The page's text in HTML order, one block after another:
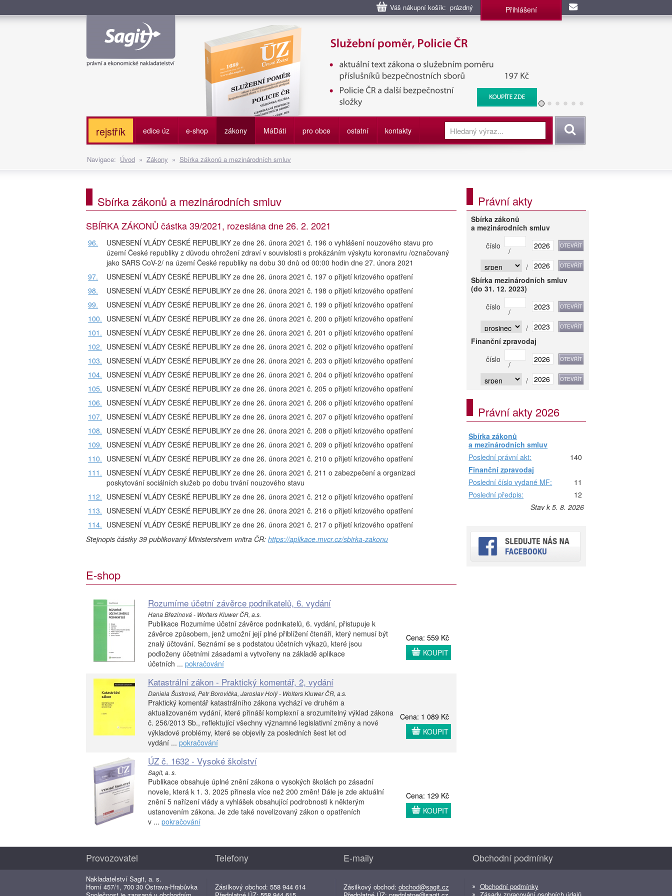
Váš nákupní košík: prázdný Přihlášení
Služební poměr příslušníků bezpečnostních sborů, Policie ČR, Vězeňská služba, BIS, Zpravodajské
služby
rejstřík edice úz e-shop zákony MáDáti pro obce ostatní kontakty Vyhledat
Navigace: Úvod » Zákony » Sbírka zákonů a mezinárodních smluv
Sbírka zákonů a mezinárodních smluv
SBÍRKA ZÁKONŮ částka 39/2021, rozeslána dne 26. 2. 2021
96.
USNESENÍ VLÁDY ČESKÉ REPUBLIKY ze dne 26. února 2021 č. 196 o vyhlášení nouzového stavu pro
území České republiky z důvodu ohrožení zdraví v souvislosti s prokázáním výskytu koronaviru /označovaný
jako SARS CoV-2/ na území České republiky na dobu 30 dnů od 00:00 hodin dne 27. února 2021
97.
USNESENÍ VLÁDY ČESKÉ REPUBLIKY ze dne 26. února 2021 č. 197 o přijetí krizového opatření
98.
USNESENÍ VLÁDY ČESKÉ REPUBLIKY ze dne 26. února 2021 č. 198 o přijetí krizového opatření
99.
USNESENÍ VLÁDY ČESKÉ REPUBLIKY ze dne 26. února 2021 č. 199 o přijetí krizového opatření
100. USNESENÍ VLÁDY ČESKÉ REPUBLIKY ze dne 26. února 2021 č. 200 o přijetí krizového opatření
101. USNESENÍ VLÁDY ČESKÉ REPUBLIKY ze dne 26. února 2021 č. 201 o přijetí krizového opatření
102. USNESENÍ VLÁDY ČESKÉ REPUBLIKY ze dne 26. února 2021 č. 202 o přijetí krizového opatření
103. USNESENÍ VLÁDY ČESKÉ REPUBLIKY ze dne 26. února 2021 č. 203 o přijetí krizového opatření
104. USNESENÍ VLÁDY ČESKÉ REPUBLIKY ze dne 26. února 2021 č. 204 o přijetí krizového opatření
105. USNESENÍ VLÁDY ČESKÉ REPUBLIKY ze dne 26. února 2021 č. 205 o přijetí krizového opatření
106. USNESENÍ VLÁDY ČESKÉ REPUBLIKY ze dne 26. února 2021 č. 206 o přijetí krizového opatření
107. USNESENÍ VLÁDY ČESKÉ REPUBLIKY ze dne 26. února 2021 č. 207 o přijetí krizového opatření
108. USNESENÍ VLÁDY ČESKÉ REPUBLIKY ze dne 26. února 2021 č. 208 o přijetí krizového opatření
109. USNESENÍ VLÁDY ČESKÉ REPUBLIKY ze dne 26. února 2021 č. 209 o přijetí krizového opatření
110. USNESENÍ VLÁDY ČESKÉ REPUBLIKY ze dne 26. února 2021 č. 210 o přijetí krizového opatření
111. USNESENÍ VLÁDY ČESKÉ REPUBLIKY ze dne 26. února 2021 č. 211 o zabezpečení a organizaci
poskytování sociálních služeb po dobu trvání nouzového stavu
112. USNESENÍ VLÁDY ČESKÉ REPUBLIKY ze dne 26. února 2021 č. 212 o přijetí krizového opatření
113. USNESENÍ VLÁDY ČESKÉ REPUBLIKY ze dne 26. února 2021 č. 216 o přijetí krizového opatření
114. USNESENÍ VLÁDY ČESKÉ REPUBLIKY ze dne 26. února 2021 č. 217 o přijetí krizového opatření
Stejnopis částky 39 publikovaný Ministerstvem vnitra ČR: https://aplikace.mvcr.cz/sbirka-zakonu
E-shop
Rozumíme účetní závěrce podnikatelů, 6. vydání
Hana Březinová - Wolters Kluwer ČR, a.s.
Publikace Rozumíme účetní závěrce podnikatelů, 6. vydání, přistupuje k
závěrce způsobem, jenž umožní její plné přiblížení čtenáři, který nemusí být
znalý účtování. Seznámí se s podstatou účetních výkazů, které jsou
podloženy účetními zásadami a vytvořeny na základě aplikace
účetních ... pokračování
Cena: 559 Kč
KOUPIT
Katastrální zákon - Praktický komentář, 2, vydání
Daniela Šustrová, Petr Borovička, Jaroslav Holý - Wolters Kluwer ČR, a.s.
Praktický komentář katastrálního zákona vychází ve druhém a
aktualizovaném vydání, které přináší komplexní a srozumitelný výklad zákona
č. 256/2013 Sb., reflektující všechny významné legislativní změny a nové
výkladové problémy, které se objevily za posledních šest let od
vydání ... pokračování
Cena: 1 089 Kč
KOUPIT
ÚZ č. 1632 - Vysoké školství
Sagit, a. s.
Publikace obsahuje úplné znění zákona o vysokých školách po zásadní
novele, která k 1. 3. 2025 přinesla více než 200 změn! Dále je zde aktuální
znění 5 nařízení vlády a vyhlášek obsahující podrobnosti k některým
ustanovením zákona. Je zde také novelizovaný zákon o opatřeních
v ... pokračování
Cena: 129 Kč
KOUPIT
Právní akty
Sbírka zákonů
a mezinárodních smluv
číslo
/
/
Sbírka mezinárodních smluv
(do 31. 12. 2023)
číslo
/
/
Finanční zpravodaj
číslo
/
/
Právní akty 2026
Sbírka zákonů
a mezinárodních smluv
Poslední právní akt:
140
Finanční zpravodaj
Poslední číslo vydané MF:
11
Poslední předpis:
12
Stav k 5. 8. 2026
Provozovatel
Nakladatelství Sagit, a. s.
Horní 457/1, 700 30 Ostrava-Hrabůvka
Telefony
Zásilkový obchod: 558 944 614
E-maily
Zásilkový obchod: obchod@sagit.cz
Obchodní podmínky
Obchodní podmínky